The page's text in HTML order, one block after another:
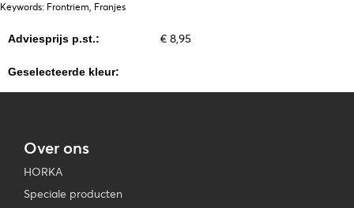
Keywords: Frontriem, Franjes
Adviesprijs p.st.: € 8,95
Geselecteerde kleur:
Over ons
HORKA
Speciale producten